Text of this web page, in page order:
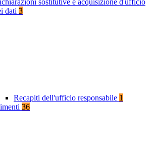
sostitutive e acquisizione d'ufficio
dati 3
Recapiti dell'ufficio responsabile 1
36